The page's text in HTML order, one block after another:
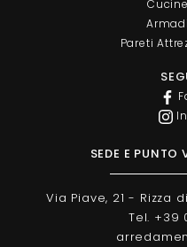
Pareti
SEDE E
Via Piave, 21 - Rizza
Tel. +39